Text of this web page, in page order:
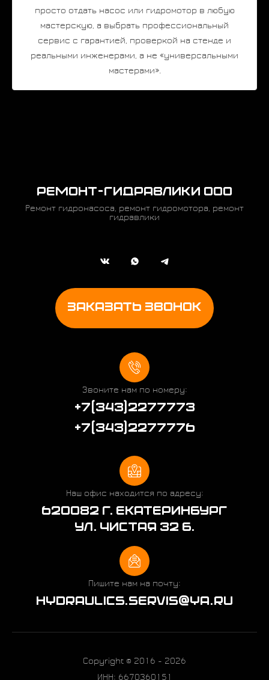
просто отдать насос или гидромотор в любую
мастерскую, а выбрать профессиональный
сервис с гарантией, проверкой на стенде и
реальными инженерами, а не «универсальными
мастерами».
РЕМОНТ-ГИДРАВЛИКИ ООО
Ремонт гидронасоса, ремонт гидромотора, ремонт
гидравлики
ЗАКАЗАТЬ ЗВОНОК
+7(343)2277773
+7(343)2277776
Звоните нам по номеру:
620082 Г. ЕКАТЕРИНБУРГ
УЛ. ЧИСТАЯ 32 Б.
Наш офис находится по адресу:
HYDRAULICS.SERVIS@YA.RU
Пишите нам на почту:
Copyright © 2016 - 2026
ИНН: 6670360151